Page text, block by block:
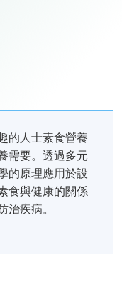
的人士素食營養
需要。透過多元
的原理應用於設
食與健康的關係
治疾病。